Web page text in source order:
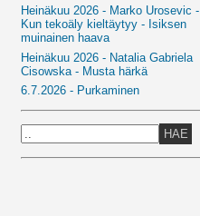
Heinäkuu 2026 - Marko Urosevic -
Kun tekoäly kieltäytyy - Isiksen
muinainen haava
Heinäkuu 2026 - Natalia Gabriela
Cisowska - Musta härkä
6.7.2026 - Purkaminen
HAE